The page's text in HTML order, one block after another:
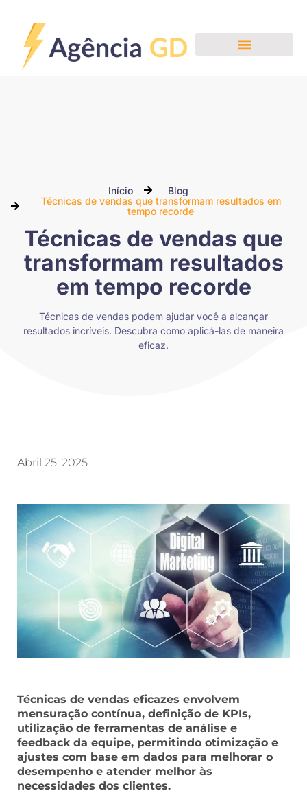
Início
Blog
Técnicas de vendas que transformam resultados em
tempo recorde
Técnicas de vendas que
transformam resultados
em tempo recorde
Técnicas de vendas podem ajudar você a alcançar
resultados incríveis. Descubra como aplicá-las de maneira
eficaz.
Abril 25, 2025
Técnicas de vendas eficazes envolvem
mensuração contínua, definição de KPIs,
utilização de ferramentas de análise e
feedback da equipe, permitindo otimização e
ajustes com base em dados para melhorar o
desempenho e atender melhor às
necessidades dos clientes.